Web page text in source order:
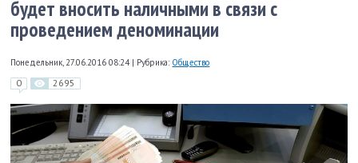
будет вносить наличными в связи с
проведением деноминации
Понедельник, 27.06.2016 08:24 | Рубрика: Общество
0 2695